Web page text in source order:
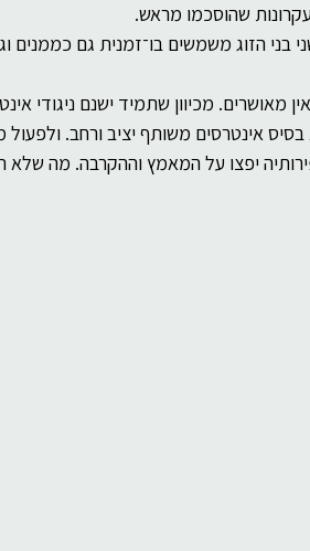
שהוסכמו מראש.
בני הזוג משמשים בו־זמנית גם כממנים
מאושרים. מכיוון שתמיד ישנם ניגודי
אינטרסים משותף יציב ורחב. ולפעול
יפצו על המאמץ וההקרבה. מה שלא